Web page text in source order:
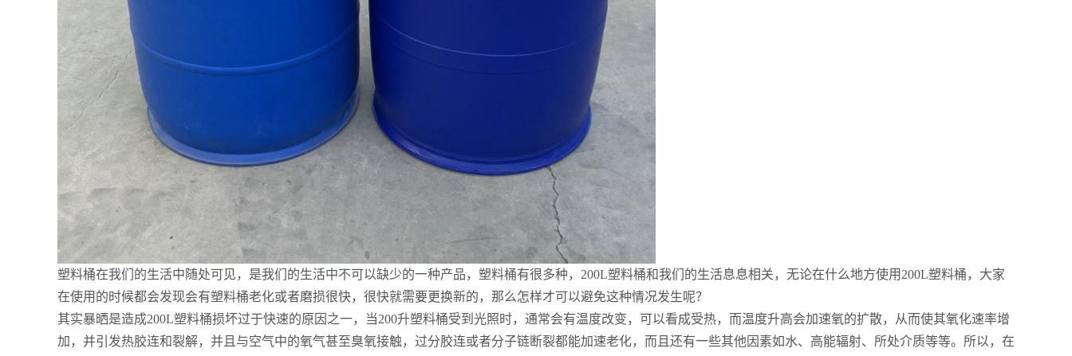
塑料桶在我们的生活中随处可见，是我们的生活中不可以缺少的一种产品，塑料桶有很多种，200L塑料桶和我们的生活息息相关，无论在什么地方使用200L塑料桶，大家
在使用的时候都会发现会有塑料桶老化或者磨损很快，很快就需要更换新的，那么怎样才可以避免这种情况发生呢？
其实暴晒是造成200L塑料桶损坏过于快速的原因之一，当200升塑料桶受到光照时，通常会有温度改变，可以看成受热，而温度升高会加速氧的扩散，从而使其氧化速率增
加，并引发热胶连和裂解，并且与空气中的氧气甚至臭氧接触，过分胶连或者分子链断裂都能加速老化，而且还有一些其他因素如水、高能辐射、所处介质等等。所以，在